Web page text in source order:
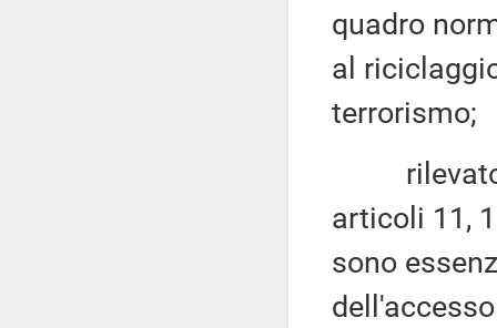
quadro
al
terrorismo;
rilevato
articoli 11,
sono